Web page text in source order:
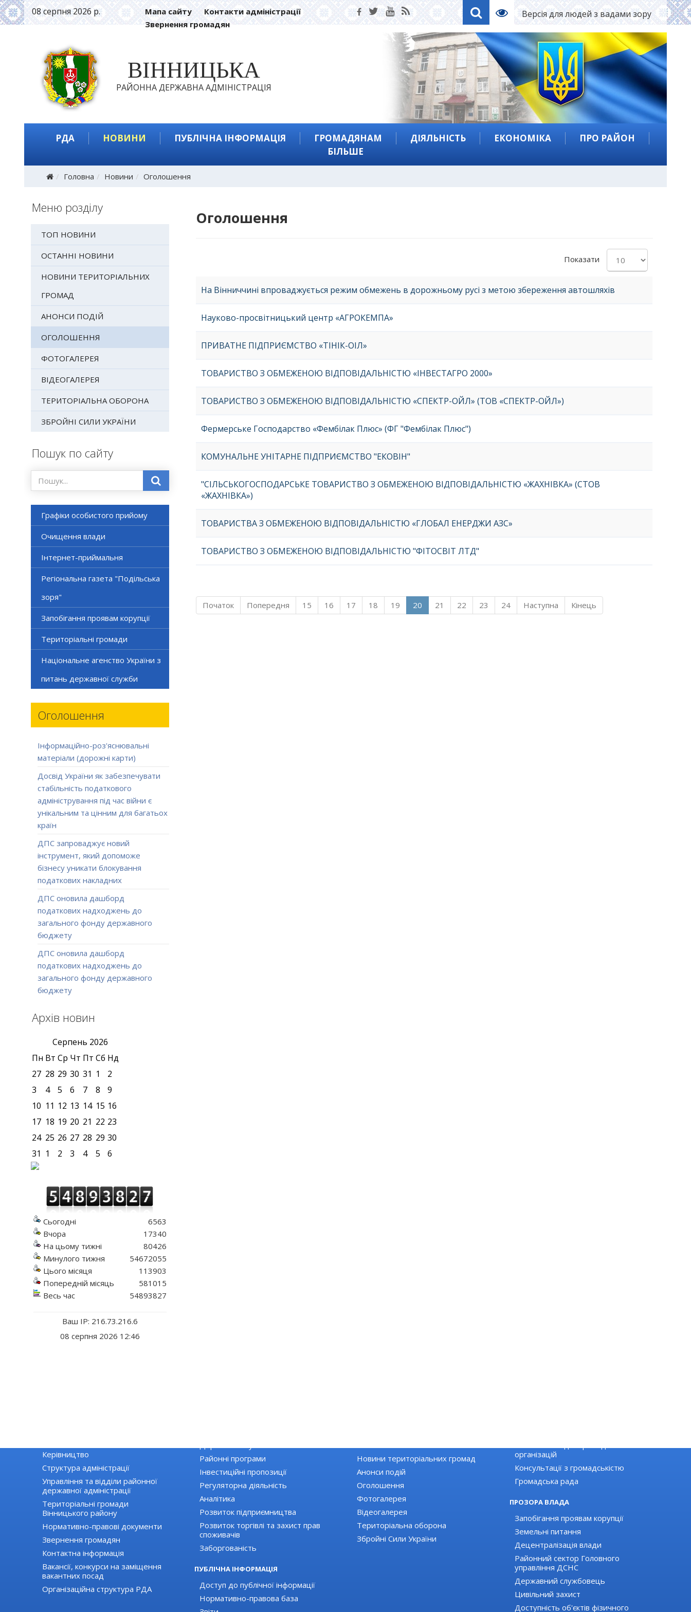
08 серпня 2026 р. Мапа сайту
Контакти адміністрації
Звернення громадян
Версія для людей з вадами зору
ВІННИЦЬКА
РАЙОННА ДЕРЖАВНА АДМІНІСТРАЦІЯ
РДА НОВИНИ ПУБЛІЧНА ІНФОРМАЦІЯ ГРОМАДЯНАМ ДІЯЛЬНІСТЬ ЕКОНОМІКА
ПРО РАЙОН
БІЛЬШЕ
Головна Новини Оголошення
Меню розділу
ТОП НОВИНИ
ОСТАННІ НОВИНИ
НОВИНИ ТЕРИТОРІАЛЬНИХ
ГРОМАД
АНОНСИ ПОДІЙ
ОГОЛОШЕННЯ
ФОТОГАЛЕРЕЯ
ВІДЕОГАЛЕРЕЯ
ТЕРИТОРІАЛЬНА ОБОРОНА
ЗБРОЙНІ СИЛИ УКРАЇНИ
Пошук по сайту
Графіки особистого прийому
Очищення влади
Інтернет-приймальня
Регіональна газета "Подільська
зоря"
Запобігання проявам корупції
Територіальні громади
Національне агенство України з
питань державної служби
Оголошення
Інформаційно-роз'яснювальні
матеріали (дорожні карти)
Досвід України як забезпечувати
стабільність податкового
адміністрування під час війни є
унікальним та цінним для багатьох
країн
ДПС запроваджує новий
інструмент, який допоможе
бізнесу уникати блокування
податкових накладних
ДПС оновила дашборд
податкових надходжень до
загального фонду державного
бюджету
ДПС оновила дашборд
податкових надходжень до
загального фонду державного
бюджету
Архів новин
Серпень 2026
Пн Вт Ср Чт Пт Сб Нд
27 28 29 30 31 1
2
3
4 5 6 7 8
9
10 11 12 13 14 15 16
17 18 19 20 21 22 23
24 25 26 27 28 29 30
31 1 2 3 4 5 6
Сьогодні
Вчора
На цьому тижні
Минулого тижня
Цього місяця
Попередній місяць
Весь час
6563
17340
80426
54672055
113903
581015
54893827
Ваш IP: 216.73.216.6
08 серпня 2026 12:46
Оголошення
Показати
На Вінниччині впроваджується режим обмежень в дорожньому русі з метою збереження автошляхів
Науково-просвітницький центр «АГРОКЕМПА»
ПРИВАТНЕ ПІДПРИЄМСТВО «ТІНІК-ОІЛ»
ТОВАРИСТВО З ОБМЕЖЕНОЮ ВІДПОВІДАЛЬНІСТЮ «ІНВЕСТАГРО 2000»
ТОВАРИСТВО З ОБМЕЖЕНОЮ ВІДПОВІДАЛЬНІСТЮ «СПЕКТР-ОЙЛ» (ТОВ «СПЕКТР-ОЙЛ»)
Фермерське Господарство «Фембілак Плюс» (ФГ "Фембілак Плюс")
КОМУНАЛЬНЕ УНІТАРНЕ ПІДПРИЄМСТВО "ЕКОВІН"
"СІЛЬСЬКОГОСПОДАРСЬКЕ ТОВАРИСТВО З ОБМЕЖЕНОЮ ВІДПОВІДАЛЬНІСТЮ «ЖАХНІВКА» (СТОВ
«ЖАХНІВКА»)
ТОВАРИСТВА З ОБМЕЖЕНОЮ ВІДПОВІДАЛЬНІСТЮ «ГЛОБАЛ ЕНЕРДЖИ АЗС»
ТОВАРИСТВО З ОБМЕЖЕНОЮ ВІДПОВІДАЛЬНІСТЮ "ФІТОСВІТ ЛТД"
Початок Попередня 15 16 17 18 19 20 21 22 23 24 Наступна Кінець
Керівництво
Структура адміністрації
Управління та відділи районної
державної адміністрації
Територіальні громади
Вінницького району
Нормативно-правові документи
Звернення громадян
Контактна інформація
Вакансії, конкурси на заміщення
вакантних посад
Організаційна структура РДА
Районні програми
Інвестиційні пропозиції
Регуляторна діяльність
Аналітика
Розвиток підприємництва
Розвиток торгівлі та захист прав
споживачів
Заборгованість
ПУБЛІЧНА ІНФОРМАЦІЯ
Доступ до публічної інформації
Нормативно-правова база
Новини територіальних громад
Анонси подій
Оголошення
Фотогалерея
Відеогалерея
Територіальна оборона
Збройні Сили України
організацій
Консультації з громадськістю
Громадська рада
ПРОЗОРА ВЛАДА
Запобігання проявам корупції
Земельні питання
Децентралізація влади
Районний сектор Головного
управління ДСНС
Державний службовець
Цивільний захист
Доступність об'єктів фізичного